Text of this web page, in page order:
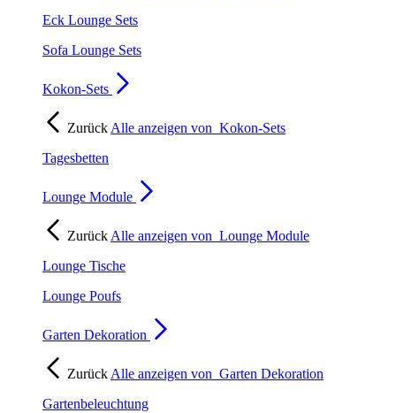
Eck Lounge Sets
Sofa Lounge Sets
Kokon-Sets
Zurück Alle anzeigen von Kokon-Sets
Tagesbetten
Lounge Module
Zurück Alle anzeigen von Lounge Module
Lounge Tische
Lounge Poufs
Garten Dekoration
Zurück Alle anzeigen von Garten Dekoration
Gartenbeleuchtung